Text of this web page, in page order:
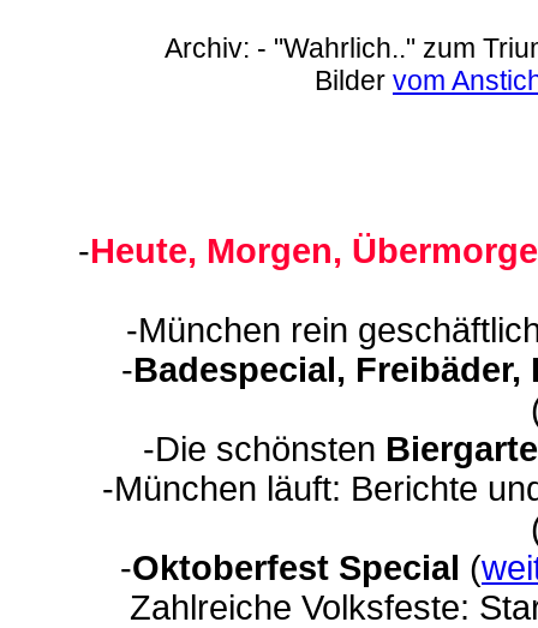
Archiv: - "Wahrlich.." zum
Bilder vom
-Heute, Morgen,
-München rein
-Badespecial, Freibäder,
-Die schönsten
-München läuft: Berichte
-Oktoberfest Special (
Zahlreiche Volksfeste: